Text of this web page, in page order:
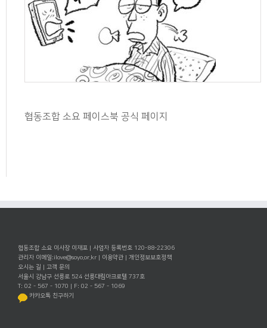
협동조합 소요 페이스북 공식 페이지
협동조합 소요 이사장 이재포 | 사업자 등록번호 120-88-22306
관리자 이메일:ilove@soyo.or.kr | 이용약관 | 개인정보보호정책
오시는 길 | 고객 문의
서울시 강남구 선릉로 524 선릉대림아크로텔 737호
T: 02 - 567 - 1070 | F: 02 - 567 - 1069
카카오톡 친구하기